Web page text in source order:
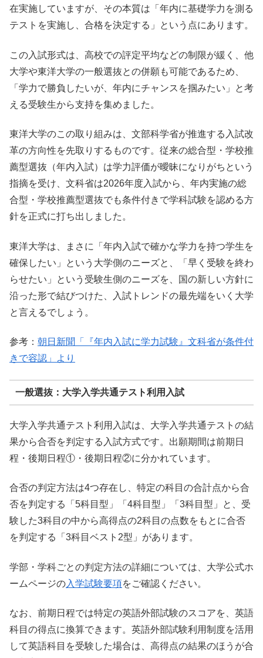
在実施していますが、その本質は「年内に基礎学力を測る
テストを実施し、合格を決定する」という点にあります。
この入試形式は、高校での評定平均などの制限が緩く、他
大学や東洋大学の一般選抜との併願も可能であるため、
「学力で勝負したいが、年内にチャンスを掴みたい」と考
える受験生から支持を集めました。
東洋大学のこの取り組みは、文部科学省が推進する入試改
革の方向性を先取りするものです。従来の総合型・学校推
薦型選抜（年内入試）は学力評価が曖昧になりがちという
指摘を受け、文科省は2026年度入試から、年内実施の総
合型・学校推薦型選抜でも条件付きで学科試験を認める方
針を正式に打ち出しました。
東洋大学は、まさに「年内入試で確かな学力を持つ学生を
確保したい」という大学側のニーズと、「早く受験を終わ
らせたい」という受験生側のニーズを、国の新しい方針に
沿った形で結びつけた、入試トレンドの最先端をいく大学
と言えるでしょう。
参考： 朝日新聞「『年内入試に学力試験』文科省が条件付
きで容認」より
一般選抜：大学入学共通テスト利用入試
大学入学共通テスト利用入試は、大学入学共通テストの結
果から合否を判定する入試方式です。出願期間は前期日
程・後期日程①・後期日程②に分かれています。
合否の判定方法は4つ存在し、特定の科目の合計点から合
否を判定する「5科目型」「4科目型」「3科目型」と、受
験した3科目の中から高得点の2科目の点数をもとに合否
を判定する「3科目ベスト2型」があります。
学部・学科ごとの判定方法の詳細については、大学公式ホ
ームページの入学試験要項をご確認ください。
なお、前期日程では特定の英語外部試験のスコアを、英語
科目の得点に換算できます。英語外部試験利用制度を活用
して英語科目を受験した場合は、高得点の結果のほうが合